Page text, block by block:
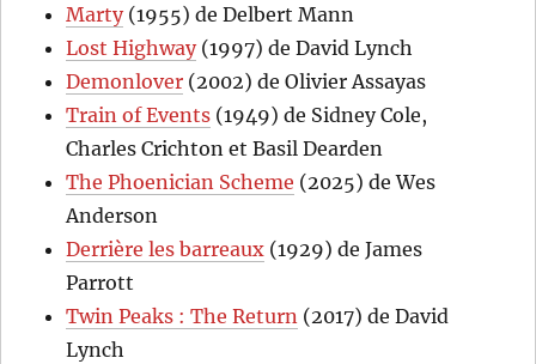
Marty(1955) de Delbert Mann
Lost Highway(1997) de David Lynch
Demonlover (2002) de Olivier Assayas
Train of Events (1949) de Sidney Cole,
Charles Crichton et Basil Dearden
The Phoenician Scheme (2025) de Wes
Anderson
Derrière les barreaux (1929) de James
Parrott
Twin Peaks : The Return (2017) de David
Lynch